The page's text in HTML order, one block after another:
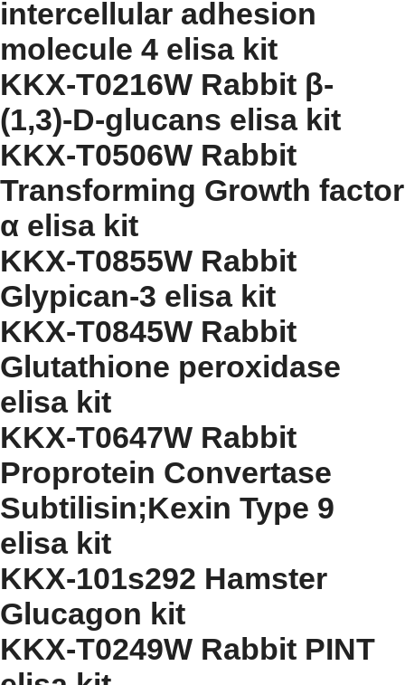
intercellular adhesion
molecule 4 elisa kit
KKX-T0216W Rabbit β-
(1,3)-D-glucans elisa kit
KKX-T0506W Rabbit
Transforming Growth factor
α elisa kit
KKX-T0855W Rabbit
Glypican-3 elisa kit
KKX-T0845W Rabbit
Glutathione peroxidase
elisa kit
KKX-T0647W Rabbit
Proprotein Convertase
Subtilisin;Kexin Type 9
elisa kit
KKX-101s292 Hamster
Glucagon kit
KKX-T0249W Rabbit PINT